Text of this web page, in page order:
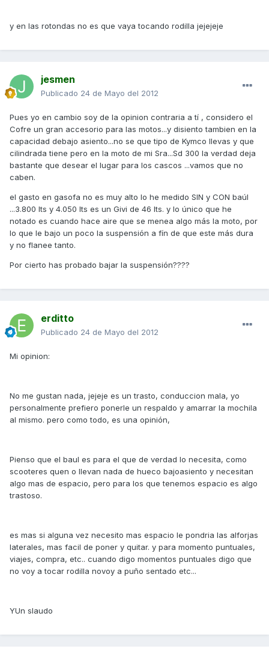
y en las rotondas no es que vaya tocando rodilla jejejeje
jesmen
Publicado 24 de Mayo del 2012
Pues yo en cambio soy de la opinion contraria a tí , considero el
Cofre un gran accesorio para las motos...y disiento tambien en la
capacidad debajo asiento...no se que tipo de Kymco llevas y que
cilindrada tiene pero en la moto de mi Sra...Sd 300 la verdad deja
bastante que desear el lugar para los cascos ...vamos que no
caben.
el gasto en gasofa no es muy alto lo he medido SIN y CON baúl
...3.800 lts y 4.050 lts es un Givi de 46 lts. y lo único que he
notado es cuando hace aire que se menea algo más la moto, por
lo que le bajo un poco la suspensión a fín de que este más dura
y no flanee tanto.
Por cierto has probado bajar la suspensión????
erditto
Publicado 24 de Mayo del 2012
Mi opinion:
No me gustan nada, jejeje es un trasto, conduccion mala, yo
personalmente prefiero ponerle un respaldo y amarrar la mochila
al mismo. pero como todo, es una opinión,
Pienso que el baul es para el que de verdad lo necesita, como
scooteres quen o llevan nada de hueco bajoasiento y necesitan
algo mas de espacio, pero para los que tenemos espacio es algo
trastoso.
es mas si alguna vez necesito mas espacio le pondria las alforjas
laterales, mas facil de poner y quitar. y para momento puntuales,
viajes, compra, etc.. cuando digo momentos puntuales digo que
no voy a tocar rodilla novoy a puño sentado etc...
YUn slaudo